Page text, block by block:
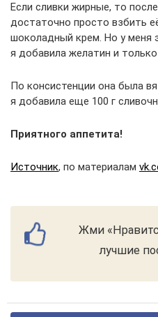
Если сливки жирные, то
достаточно просто взбить
шоколадный крем. Но у меня
я добавила желатин и
По консистенции она была
я добавила еще 100 г
Приятного аппетита!
Источник, по материалам
Жми
лучшие